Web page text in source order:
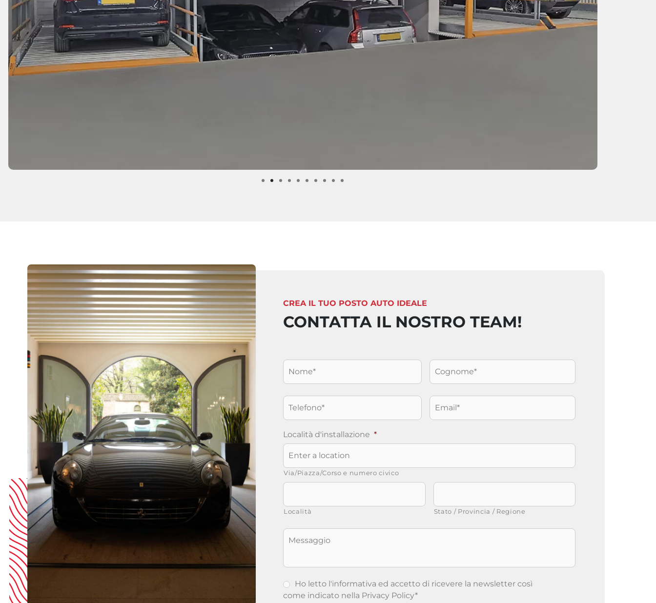
CREA IL TUO POSTO AUTO IDEALE
CONTATTA IL NOSTRO TEAM!
Nome * Cognome *
Telefono * Email *
Località d'installazione *
Via/Piazza/Corso e numero civico
Località Stato / Provincia / Regione
Messaggio
Ho letto l'informativa ed accetto di ricevere la newsletter così
come indicato nella Privacy Policy*